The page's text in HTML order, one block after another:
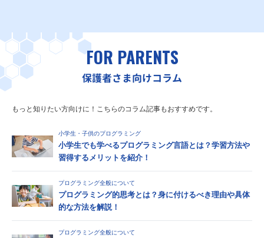
FOR PARENTS
保護者さま向けコラム
もっと知りたい方向けに！こちらのコラム記事もおすすめです。
小学生・子供のプログラミング
小学生でも学べるプログラミング言語とは？学習方法や
習得するメリットを紹介！
プログラミング全般について
プログラミング的思考とは？身に付けるべき理由や具体
的な方法を解説！
プログラミング全般について